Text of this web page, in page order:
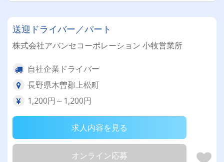
送迎ドライバー／パート
株式会社アバンセコーポレーション 小牧営業所
自社企業ドライバー
長野県木曽郡上松町
1,200円～1,200円
求人内容を見る
オンライン応募